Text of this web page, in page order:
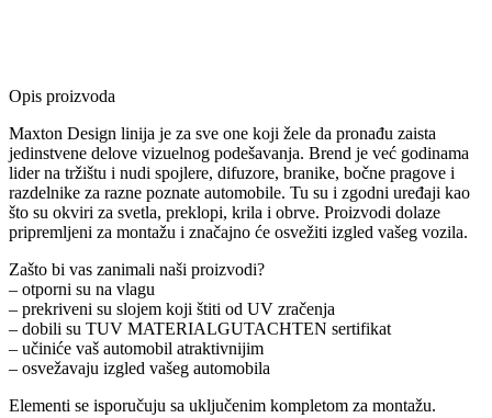
Opis proizvoda
Maxton Design linija je za sve one koji žele da pronađu zaista
jedinstvene delove vizuelnog podešavanja. Brend je već godinama
lider na tržištu i nudi spojlere, difuzore, branike, bočne pragove i
razdelnike za razne poznate automobile. Tu su i zgodni uređaji kao
što su okviri za svetla, preklopi, krila i obrve. Proizvodi dolaze
pripremljeni za montažu i značajno će osvežiti izgled vašeg vozila.
Zašto bi vas zanimali naši proizvodi?
– otporni su na vlagu
– prekriveni su slojem koji štiti od UV zračenja
– dobili su TUV MATERIALGUTACHTEN sertifikat
– učiniće vaš automobil atraktivnijim
– osvežavaju izgled vašeg automobila
Elementi se isporučuju sa uključenim kompletom za montažu.